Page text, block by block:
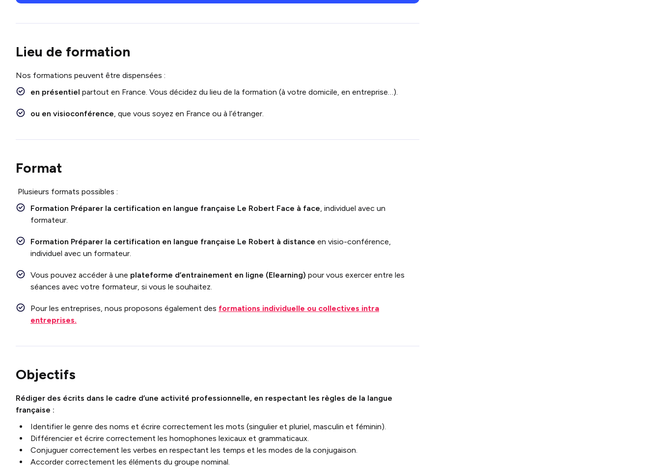
Lieu de formation
Nos formations peuvent être dispensées :
en présentiel partout en France. Vous décidez du lieu de la formation (à votre domicile, en entreprise…).
ou en visioconférence, que vous soyez en France ou à l’étranger.
Format
Plusieurs formats possibles :
Formation Préparer la certification en langue française Le Robert Face à face, individuel avec un
formateur.
Formation Préparer la certification en langue française Le Robert à distance en visio-conférence,
individuel avec un formateur.
Vous pouvez accéder à une plateforme d’entrainement en ligne (Elearning) pour vous exercer entre les
séances avec votre formateur, si vous le souhaitez.
Pour les entreprises, nous proposons également des formations individuelle ou collectives intra
entreprises.
Objectifs
Rédiger des écrits dans le cadre d’une activité professionnelle, en respectant les règles de la langue
française :
Identifier le genre des noms et écrire correctement les mots (singulier et pluriel, masculin et féminin).
Différencier et écrire correctement les homophones lexicaux et grammaticaux.
Conjuguer correctement les verbes en respectant les temps et les modes de la conjugaison.
Accorder correctement les éléments du groupe nominal.